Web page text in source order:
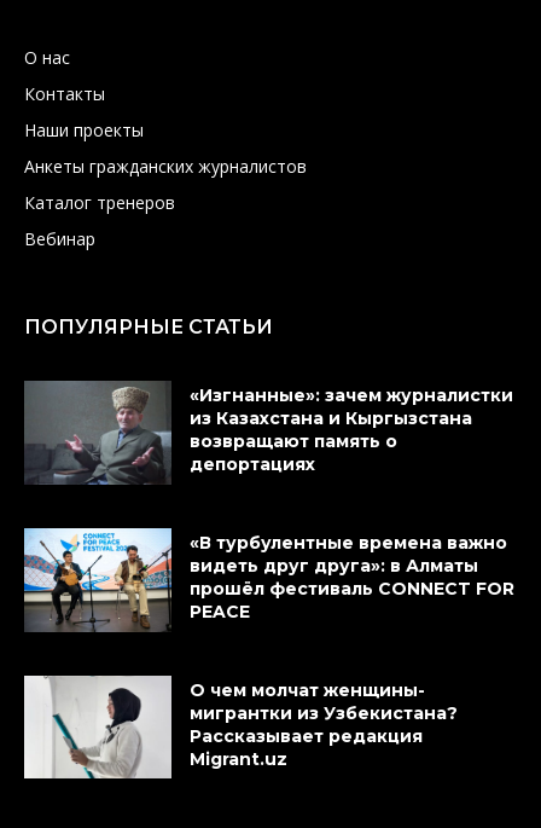
О нас
Контакты
Наши проекты
Анкеты гражданских журналистов
Каталог тренеров
Вебинар
ПОПУЛЯРНЫЕ СТАТЬИ
«Изгнанные»: зачем журналистки
из Казахстана и Кыргызстана
возвращают память о
депортациях
«В турбулентные времена важно
видеть друг друга»: в Алматы
прошёл фестиваль CONNECT FOR
PEACE
О чем молчат женщины-
мигрантки из Узбекистана?
Рассказывает редакция
Migrant.uz